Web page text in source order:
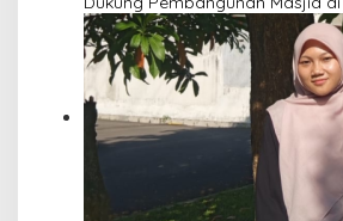
Pengajian Yayasan Alimbas